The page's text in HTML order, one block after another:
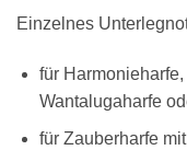
Einzelnes
für
Wantalugaharfe
für Zauberharfe